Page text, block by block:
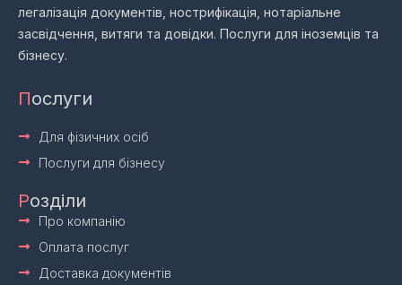
легалізація документів, нострифікація, нотаріальне
засвідчення, витяги та довідки. Послуги для іноземців та
бізнесу.
Послуги
Для фізичних осіб
Послуги для бізнесу
Розділи
Про компанію
Оплата послуг
Доставка документів